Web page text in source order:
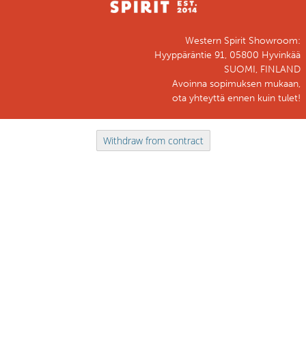
Western Spirit Showroom:
Hyyppäräntie 91, 05800 Hyvinkää
SUOMI, FINLAND
Avoinna sopimuksen mukaan,
ota yhteyttä ennen kuin tulet!
Withdraw from contract